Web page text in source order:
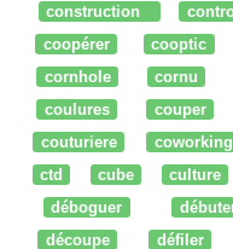
construction
coopérer
cooptic
cornhole
cornu
coulures
couper
couturiere
coworking
ctd
cube culture
déboguer
découpe
défiler